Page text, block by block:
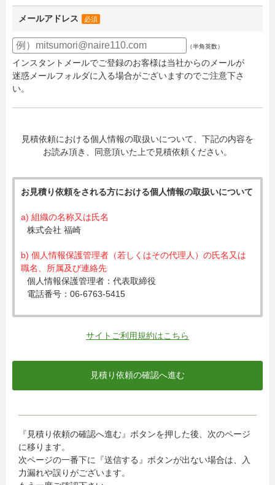
メールアドレス 必須
（半角英数）
インスタントメールでご登録のお客様は当社からのメールが
迷惑メールフォルダに入る場合がございますのでご注意下さ
い。
見積依頼における個人情報の取扱いについて、下記の内容を
お読み頂き、同意頂いた上で見積依頼ください。
お見積り依頼をされる方における個人情報の取扱いについて
a) 組織の名称又は氏名
株式会社 福崎
b) 個人情報保護管理者（若しくはその代理人）の氏名又は
職名、所属及び連絡先
個人情報保護管理者：代表取締役
電話番号：06-6763-5415
c) 個人情報の利用目的
入力された個人情報は、お見積り依頼への対応のために利
d) 個人情報の第三者提供について
当社がお客様から収集した以下の個人情報等は、カード発
行会社が行う不正利用検知・防止のために、お客様が利用
されているカード発行会社へ提供させていただきます。(氏
名、電話番号、email アドレス、インターネット利用環境
サイトご利用規約はこちら
『見積り依頼の確認へ進む』ボタンを押した後、次のページ
に移ります。
次ページの一番下に『送信する』ボタンが出ない場合は、入
力漏れや誤りがございます。